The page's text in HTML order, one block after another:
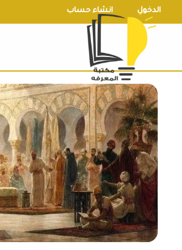
تخطي
إلى
الدخول انشاء حساب